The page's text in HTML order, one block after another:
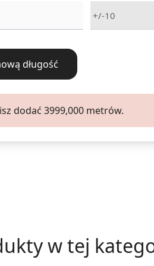
długość
dodać 3999,000 metrów.
w tej